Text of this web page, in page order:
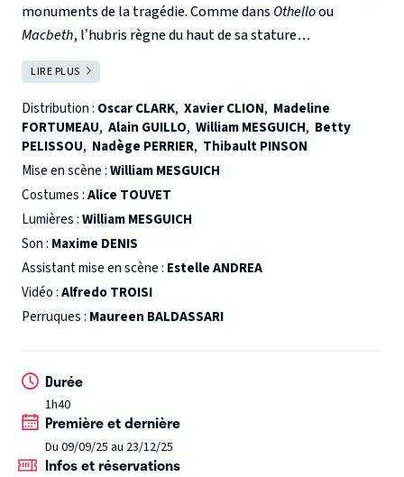
monuments de la tragédie. Comme dansOthelloou
Macbeth, l’hubris règne du haut de sa stature
impressionnante et charrie les corps et les consciences
dans un débordement sanguinaire implacable.
se situe à la fin de la guerre civile qui a opposé les familles
d’Yorket deLancaster. La victoire des York permet à
l’Angleterre de connaître des moments de paix avec à sa
tête le roiÉdouard IV.Richard, un des frères du roi, aigri à
cause de ses déformations et de sa laideur physique,
jaloux, assoiffé de vengeance, est déterminé à prendre le
trône et à le garder. Richard va ainsi éliminer tous ceux qui
se mettront en travers de sa route, ascension sanguinaire
vers la couronne royale pour devenir le nouveau maître de
l’Angleterre. À partir de 16 ans
LIRE PLUS
Distribution : Oscar CLARK, Xavier CLION, Madeline
FORTUMEAU, Alain GUILLO, William MESGUICH, Betty
PELISSOU, Nadège PERRIER, Thibault PINSON
Mise en scène :William MESGUICH
Costumes :Alice TOUVET
Lumières :William MESGUICH
Son : Maxime DENIS
Assistant mise en scène : Estelle ANDREA
Vidéo :Alfredo TROISI
Perruques : Maureen BALDASSARI
Durée
1h40
Première et dernière
Du 09/09/25 au 23/12/25
Infos et réservations